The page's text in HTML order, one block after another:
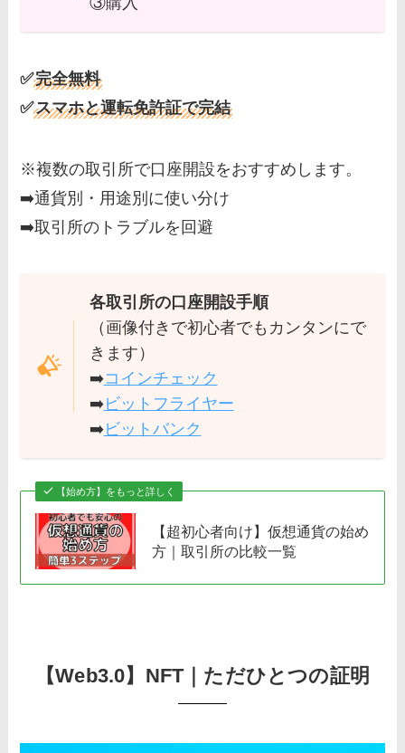
✅完全無料
✅スマホと運転免許証で完結
※複数の取引所で口座開設をおすすめします。
➡️通貨別・用途別に使い分け
➡️取引所のトラブルを回避
各取引所の口座開設手順
（画像付きで初心者でもカンタンにで
きます）
➡️コインチェック
➡️ビットフライヤー
➡️ビットバンク
【始め方】をもっと詳しく
【超初心者向け】仮想通貨の始め
方｜取引所の比較一覧
【Web3.0】NFT｜ただひとつの証明